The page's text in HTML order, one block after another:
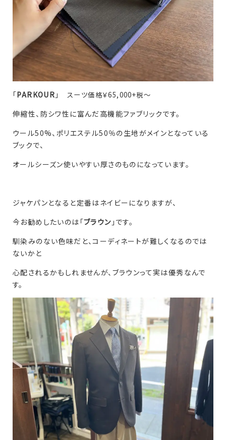
「PARKOUR 」スーツ価格￥65,000+税～
伸縮性、防シワ性に富んだ高機能ファブリックです。
ウール50%、ポリエステル50％の生地がメインとなっている
ブックで、
オールシーズン使いやすい厚さのものになっています。
ジャケパンとなると定番はネイビーになりますが、
今お勧めしたいのは「ブラウン 」です。
馴染みのない色味だと、コーディネートが難しくなるのでは
ないかと
心配されるかもしれませんが、ブラウンって実は優秀なんで
す。